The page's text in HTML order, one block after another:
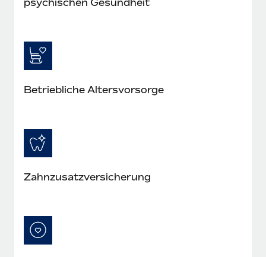
Betriebliche Altersvorsorge
Zahnzusatzversicherung